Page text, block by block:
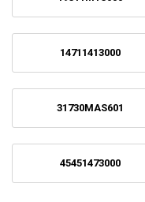
14711413000
31730MAS601
45451473000